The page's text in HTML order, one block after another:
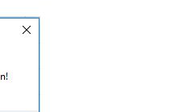
Add
Count